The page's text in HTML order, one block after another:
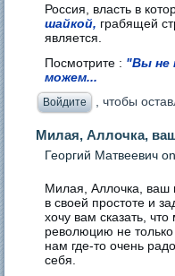
Россия, власть в
шайкой, грабящей
является.
Посмотрите : "Вы не
можем...
Войдите , чтобы
Милая, Аллочка,
Георгий Матвеевич
Милая, Аллочка, ваш
в своей простоте и
хочу вам сказать,
революцию не
нам где-то очень
себя.